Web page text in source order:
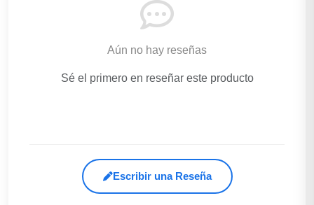
Aún no hay reseñas
Sé el primero en reseñar este producto
Escribir una Reseña